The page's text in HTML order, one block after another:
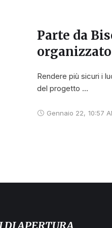
Parte da
Rendere più sicuri i
del progetto …
Gennaio 22, 10:57
DI APERTURA